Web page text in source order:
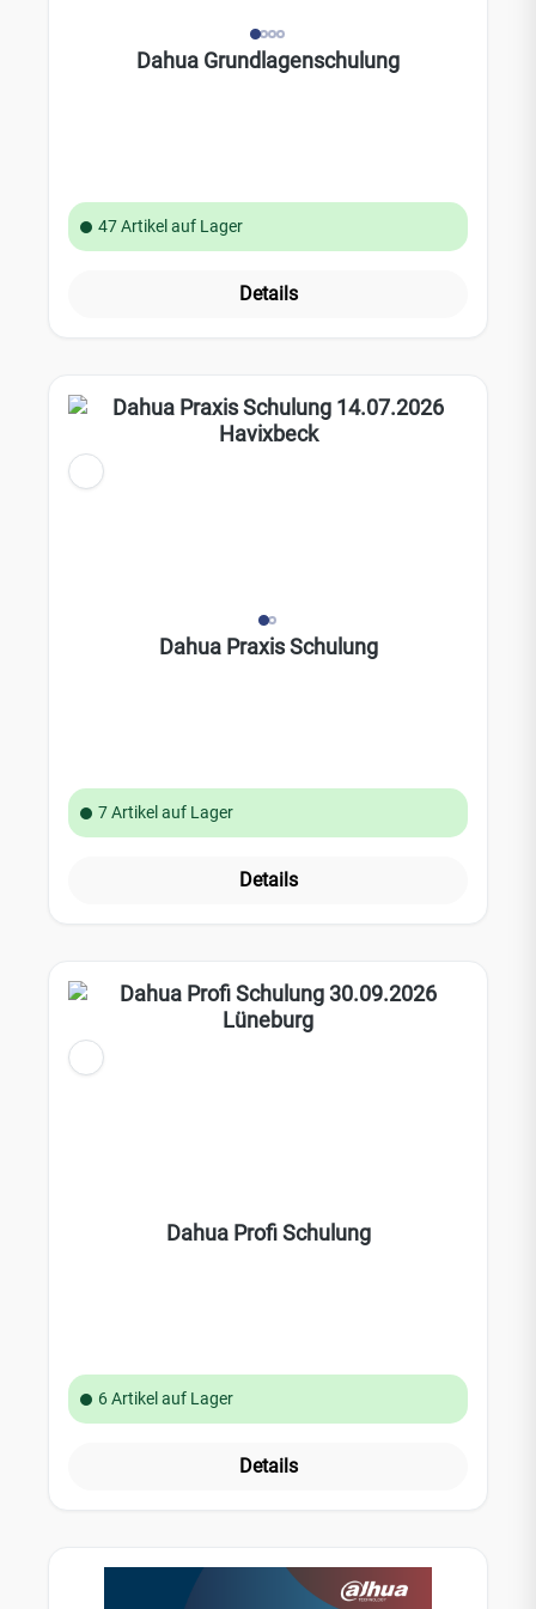
Dahua Grundlagenschulung
47 Artikel auf Lager
Details
Dahua Praxis Schulung
7 Artikel auf Lager
Details
Dahua Profi Schulung
6 Artikel auf Lager
Details